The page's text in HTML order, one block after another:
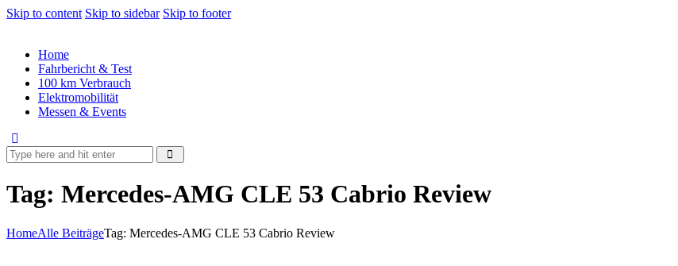
Skip to content Skip to sidebar Skip to footer
Home
Fahrbericht & Test
100 km Verbrauch
Elektromobilität
Messen & Events
Tag: Mercedes-AMG CLE 53 Cabrio Review
HomeAlle BeiträgeTag: Mercedes-AMG CLE 53 Cabrio Review